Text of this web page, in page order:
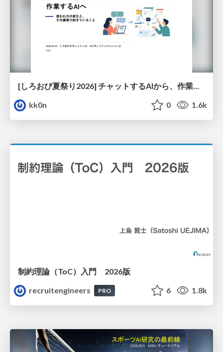
[しろおび夏祭り2026] チャットするAIから、作業するAIへ - 使われ方の変化と、その裏側で起きていること
kk0n
0 1.6k
制約理論（ToC）入門 2026版
recruitengineers
PRO 6 1.8k